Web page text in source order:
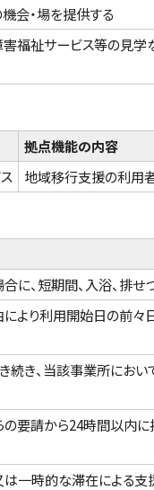
会・場を提供する
福祉サービス等の見学
拠点機能の内容
地域移行支援の利用
に、短期間、入浴、排せ
より利用開始日の前々
続き、当該事業所にお
要請から24時間以内
一時的な滞在による支